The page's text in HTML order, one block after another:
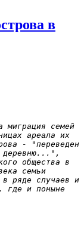
в
миграция семей
ареала их
- "переведен
деревню...",
общества в
семьи
в ряде случаев и
где и поныне